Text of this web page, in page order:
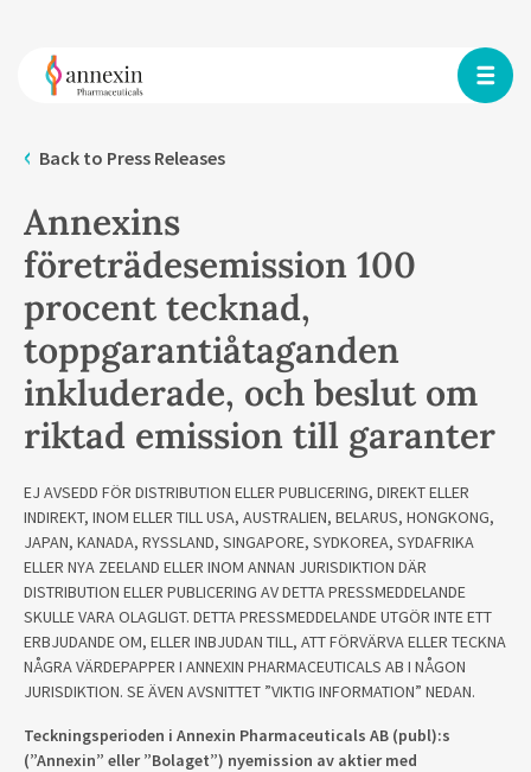
Back to Press Releases
Annexins
företrädesemission 100
procent tecknad,
toppgarantiåtaganden
inkluderade, och beslut om
riktad emission till garanter
EJ AVSEDD FÖR DISTRIBUTION ELLER PUBLICERING, DIREKT ELLER
INDIREKT, INOM ELLER TILL USA, AUSTRALIEN, BELARUS, HONGKONG,
JAPAN, KANADA, RYSSLAND, SINGAPORE, SYDKOREA, SYDAFRIKA
ELLER NYA ZEELAND ELLER INOM ANNAN JURISDIKTION DÄR
DISTRIBUTION ELLER PUBLICERING AV DETTA PRESSMEDDELANDE
SKULLE VARA OLAGLIGT. DETTA PRESSMEDDELANDE UTGÖR INTE ETT
ERBJUDANDE OM, ELLER INBJUDAN TILL, ATT FÖRVÄRVA ELLER TECKNA
NÅGRA VÄRDEPAPPER I ANNEXIN PHARMACEUTICALS AB I NÅGON
JURISDIKTION. SE ÄVEN AVSNITTET ”VIKTIG INFORMATION” NEDAN.
Teckningsperioden i Annexin Pharmaceuticals AB (publ):s
(”Annexin” eller ”Bolaget”) nyemission av aktier med